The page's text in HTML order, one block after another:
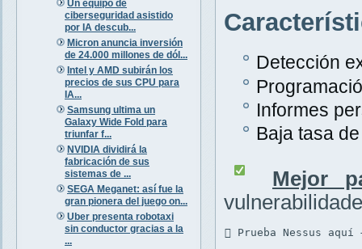
Un equipo de
ciberseguridad asistido
por IA descub...
Micron anuncia inversión
de 24.000 millones de dól...
Intel y AMD subirán los
precios de sus CPU para
IA...
Samsung ultima un
Galaxy Wide Fold para
triunfar f...
NVIDIA dividirá la
fabricación de sus
sistemas de ...
SEGA Meganet: así fue la
gran pionera del juego on...
Uber presenta robotaxi
sin conductor gracias a la
...
Detección
Informes
Baja tasa
Mejor
 Prueba Nessus aquí